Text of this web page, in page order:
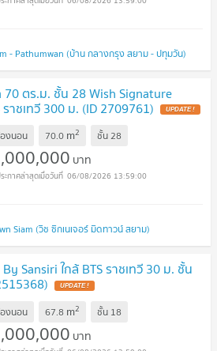
- Pathumwan (บ้าน กลางกรุง สยาม - ปทุมวัน)
ตร.ม. ชั้น 28 Wish Signature
าชเทวี 300 ม. (ID 2709761) UPDATE !
งนอน 70.0 m2 ชั้น28
บาท
06/08/2026 13:59:00
Siam (วิช ซิกเนเจอร์ มิดทาวน์ สยาม)
Sansiri ใกล้ BTS ราชเทวี 30 ม. ชั้น
UPDATE !
งนอน 67.8 m2 ชั้น 18
บาท